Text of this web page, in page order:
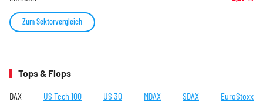
Zum Sektorvergleich
Tops & Flops
DAX US Tech 100 US 30 MDAX SDAX EuroStoxx